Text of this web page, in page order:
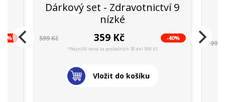
Dárkový set - Zdravotnictví 9
nízké
599 Kč 359 Kč -40%
*Nejnižší cena za posledních 30 dní 599 Kč
Vložit do košíku
799